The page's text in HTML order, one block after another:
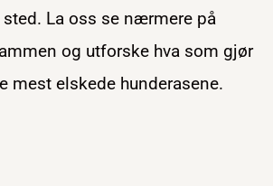
La oss se nærmere på
og utforske hva som gjør
mest elskede hunderasene.